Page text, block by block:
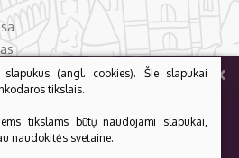
duomenų apsauga
užduodami klausimai
su visuomene
+
PLAČIAU
(angl. cookies). Šie slapukai
tikslais.
tikslams būtų naudojami slapukai,
naudokitės svetaine.